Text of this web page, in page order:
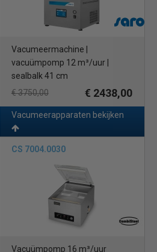
Vacumeermachine |
vacuümpomp 12 m³/uur |
sealbalk 41 cm
€ 3750,00
€ 2438,00
Vacumeerapparaten bekijken
CS 7004.0030
Vacuümpomp 16 m³/uur